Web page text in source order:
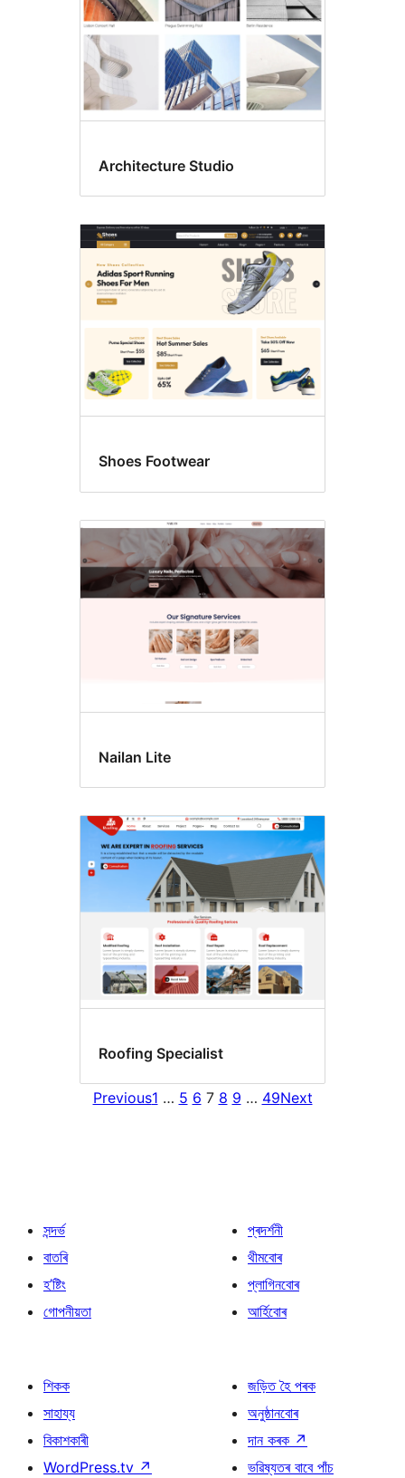
Architecture Studio
Shoes Footwear
Nailan Lite
Roofing Specialist
Previous1 … 5 6 7 8 9 … 49Next
সন্দৰ্ভ
বাতৰি
হ’ষ্টিং
গোপনীয়তা
প্ৰদৰ্শনী
থীমবোৰ
প্লাগিনবোৰ
আৰ্হিবোৰ
শিকক
সাহায্য
বিকাশকাৰী
WordPress.tv ↗
জড়িত হৈ পৰক
অনুষ্ঠানবোৰ
দান কৰক ↗
ভৱিষ্যতৰ বাবে পাঁচ